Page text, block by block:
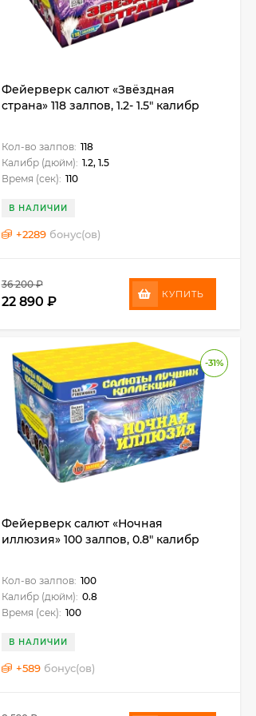
Фейерверк салют «Звёздная
страна» 118 залпов, 1.2- 1.5" калибр
Кол-во залпов: 118
Калибр (дюйм): 1.2, 1.5
Время (сек): 110
В НАЛИЧИИ
+2289 бонус(ов)
36 200₽
22 890 ₽
КУПИТЬ
-31%
Фейерверк салют «Ночная
иллюзия» 100 залпов, 0.8" калибр
Кол-во залпов: 100
Калибр (дюйм): 0.8
Время (сек): 100
В НАЛИЧИИ
+589 бонус(ов)